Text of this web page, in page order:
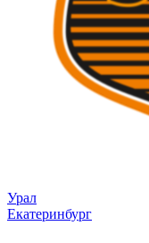
Урал
Екатеринбург